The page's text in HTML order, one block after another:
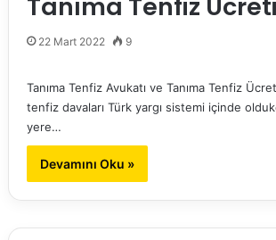
Tanıma Tenfiz
22 Mart 2022 9
Tanıma Tenfiz Avukatı ve Tanıma Tenfiz
tenfiz davaları Türk yargı sistemi içinde
yere…
Devamını Oku »